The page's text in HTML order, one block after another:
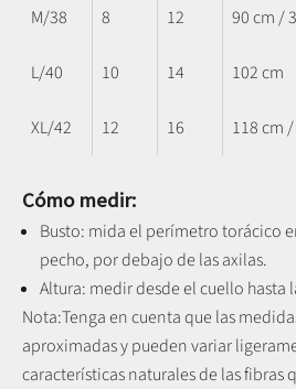
M/38 8 12 90 cm /
L/40 10 14 102 cm
XL/42 12 16 118 cm
Cómo medir:
Busto: mida el perímetro torácico
pecho, por debajo de las axilas.
Altura: medir desde el cuello hasta
Nota:Tenga en cuenta que las
aproximadas y pueden variar
características naturales de las fibras